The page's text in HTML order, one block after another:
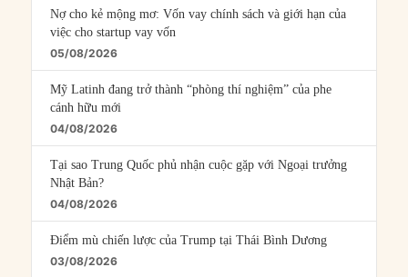
Nợ cho kẻ mộng mơ: Vốn vay chính sách và giới hạn của
việc cho startup vay vốn
05/08/2026
Mỹ Latinh đang trở thành “phòng thí nghiệm” của phe
cánh hữu mới
04/08/2026
Tại sao Trung Quốc phủ nhận cuộc gặp với Ngoại trưởng
Nhật Bản?
04/08/2026
Điểm mù chiến lược của Trump tại Thái Bình Dương
03/08/2026